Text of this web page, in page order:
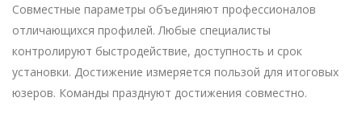
Совместные параметры объединяют профессионалов
отличающихся профилей. Любые специалисты
контролируют быстродействие, доступность и срок
установки. Достижение измеряется пользой для итоговых
юзеров. Команды празднуют достижения совместно.